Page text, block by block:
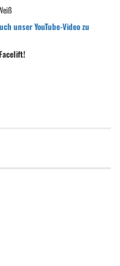
unser YouTube-Video zu